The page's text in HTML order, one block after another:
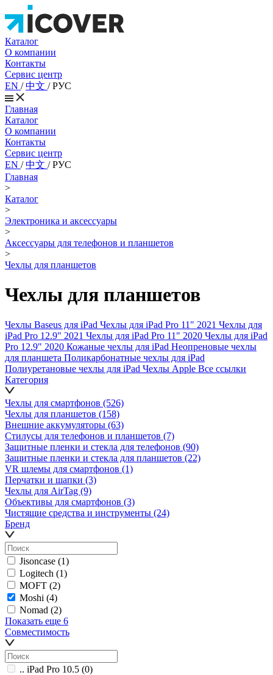
Каталог
О компании
Контакты
Сервис центр
EN /中文 /РУС
Главная
Каталог
О компании
Контакты
Сервис центр
EN /中文 /РУС
Главная
>
Каталог
>
Электроника и аксессуары
>
Аксессуары для телефонов и планшетов
>
Чехлы для планшетов
Чехлы для планшетов
Чехлы Baseus для iPad Чехлы для iPad Pro 11" 2021 Чехлы для
iPad Pro 12.9" 2021 Чехлы для iPad Pro 11" 2020 Чехлы для iPad
Pro 12.9" 2020 Кожаные чехлы для iPad Неопреновые чехлы
для планшета Поликарбонатные чехлы для iPad
Полиуретановые чехлы для iPad Чехлы Apple Все ссылки
Категория
Чехлы для смартфонов (526)
Чехлы для планшетов (158)
Внешние аккумуляторы (63)
Стилусы для телефонов и планшетов (7)
Защитные пленки и стекла для телефонов (90)
Защитные пленки и стекла для планшетов (22)
VR шлемы для смартфонов (1)
Перчатки и шапки (3)
Чехлы для AirTag (9)
Объективы для смартфонов (3)
Чистящие средства и инструменты (24)
Бренд
Jisoncase (1)
Logitech (1)
MOFT (2)
Moshi (4)
Nomad (2)
Показать еще 6
Совместимость
.. iPad Pro 10.5 (0)